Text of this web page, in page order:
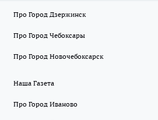
Про Город Дзержинск
Про Город Чебоксары
Про Город Новочебоксарск
Наша Газета
Про Город Иваново